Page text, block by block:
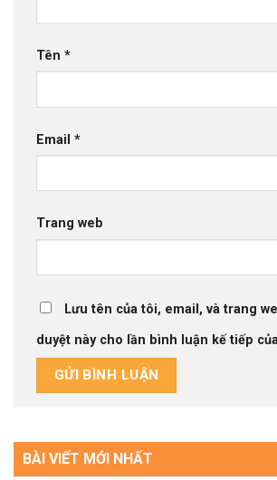
Tên *
Email *
Trang web
Lưu tên của tôi, email, và trang
duyệt này cho lần bình luận kế tiếp
BÀI VIẾT MỚI NHẤT